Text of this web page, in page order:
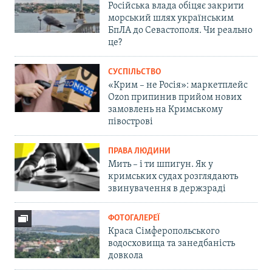
Російська влада обіцяє закрити
морський шлях українським
БпЛА до Севастополя. Чи реально
це?
СУСПІЛЬСТВО
«Крим – не Росія»: маркетплейс
Ozon припинив прийом нових
замовлень на Кримському
півострові
ПРАВА ЛЮДИНИ
Мить – і ти шпигун. Як у
кримських судах розглядають
звинувачення в держзраді
ФОТОГАЛЕРЕЇ
Краса Сімферопольського
водосховища та занедбаність
довкола